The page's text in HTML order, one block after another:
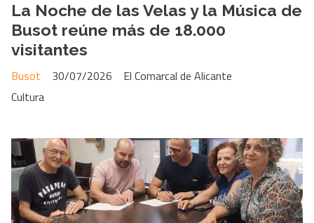
La Noche de las Velas y la Música de
Busot reúne más de 18.000
visitantes
El Comarcal de Alicante
Busot
30/07/2026
Cultura